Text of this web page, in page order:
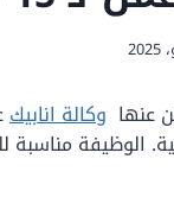
عنها وكالة انابيك
الوظيفة مناسبة